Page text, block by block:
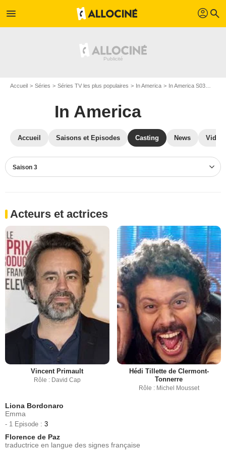
menu profil search
Accueil Séries Séries TV les plus populaires In America In America S03
In America
Accueil Saisons et Episodes Casting News
Saison 3
Acteurs et actrices
Vincent Primault
Rôle : David Cap
Hédi Tillette de Clermont-
Tonnerre
Rôle : Michel Mousset
Liona Bordonaro
Emma
- 1 Episode : 3
Florence de Paz
traductrice en langue des signes française